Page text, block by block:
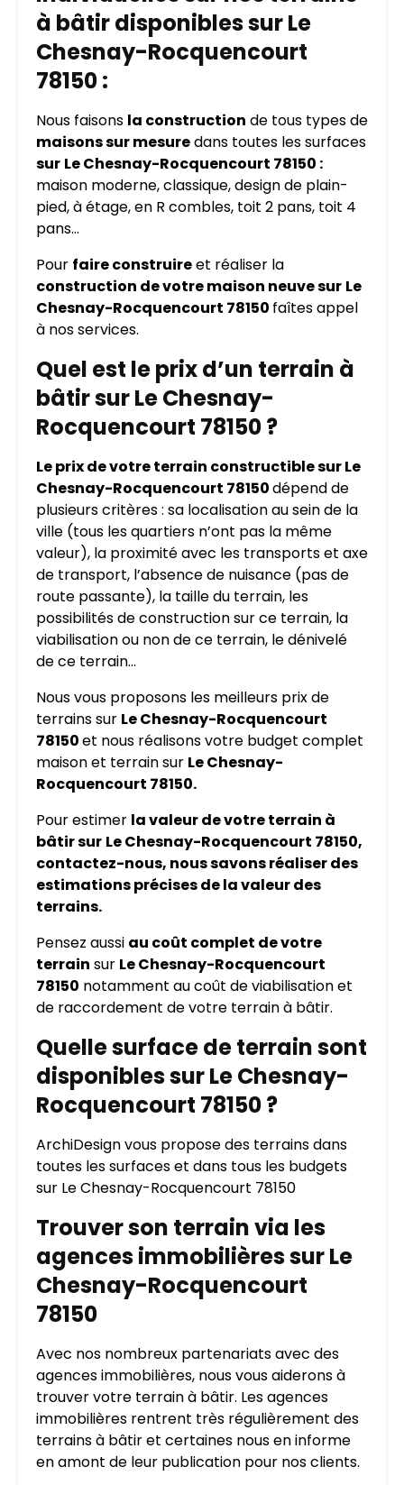
à bâtir disponibles sur Le
Chesnay-Rocquencourt
78150 :
Nous faisons la construction de tous types de
maisons sur mesuredans toutes les surfaces
sur Le Chesnay-Rocquencourt 78150 :
maison moderne, classique, design de plain-
pied, à étage, en R combles, toit 2 pans, toit 4
pans…
Pour faire construireet réaliser la
construction de votre maison neuve sur Le
Chesnay-Rocquencourt 78150 faîtes appel
à nos services.
Quel est le prix d’un terrain à
bâtir sur Le Chesnay-
Rocquencourt 78150 ?
Le prix de votre terrain constructible sur Le
Chesnay-Rocquencourt 78150dépend de
plusieurs critères : sa localisation au sein de la
ville (tous les quartiers n’ont pas la même
valeur), la proximité avec les transports et axe
de transport, l’absence de nuisance (pas de
route passante), la taille du terrain, les
possibilités de construction sur ce terrain, la
viabilisation ou non de ce terrain, le dénivelé
de ce terrain…
Nous vous proposons les meilleurs prix de
terrains sur Le Chesnay-Rocquencourt
78150et nous réalisons votre budget complet
maison et terrain sur Le Chesnay-
Rocquencourt 78150.
Pour estimer la valeur de votre terrain à
bâtir sur Le Chesnay-Rocquencourt 78150,
contactez-nous, nous savons réaliser des
estimations précises de la valeur des
terrains.
Pensez aussi au coût complet de votre
terrain sur Le Chesnay-Rocquencourt
78150 notamment au coût de viabilisation et
de raccordement de votre terrain à bâtir.
Quelle surface de terrain sont
disponibles sur Le Chesnay-
Rocquencourt 78150 ?
ArchiDesign vous propose des terrains dans
toutes les surfaces et dans tous les budgets
sur Le Chesnay-Rocquencourt 78150
Trouver son terrain via les
agences immobilières sur Le
Chesnay-Rocquencourt
78150
Avec nos nombreux partenariats avec des
agences immobilières, nous vous aiderons à
trouver votre terrain à bâtir. Les agences
immobilières rentrent très régulièrement des
terrains à bâtir et certaines nous en informe
en amont de leur publication pour nos clients.